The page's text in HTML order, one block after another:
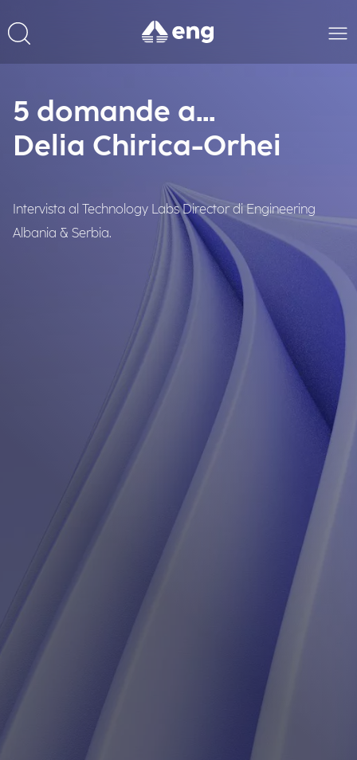
5 domande a...
Delia Chirica-Orhei
Intervista al Technology Labs Director di Engineering
Albania & Serbia.